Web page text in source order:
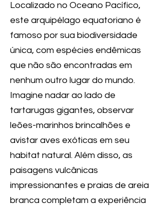
Localizado no Oceano Pacífico,
este arquipélago equatoriano é
famoso por sua biodiversidade
única, com espécies endêmicas
que não são encontradas em
nenhum outro lugar do mundo.
Imagine nadar ao lado de
tartarugas gigantes, observar
leões-marinhos brincalhões e
avistar aves exóticas em seu
habitat natural. Além disso, as
paisagens vulcânicas
impressionantes e praias de areia
branca completam a experiência